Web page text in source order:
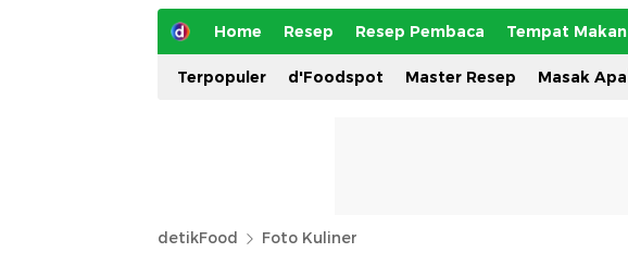
Home Resep Resep Pembaca Tempat Makan
Terpopuler d'Foodspot Master Resep Masak Apa
detikFood Foto Kuliner